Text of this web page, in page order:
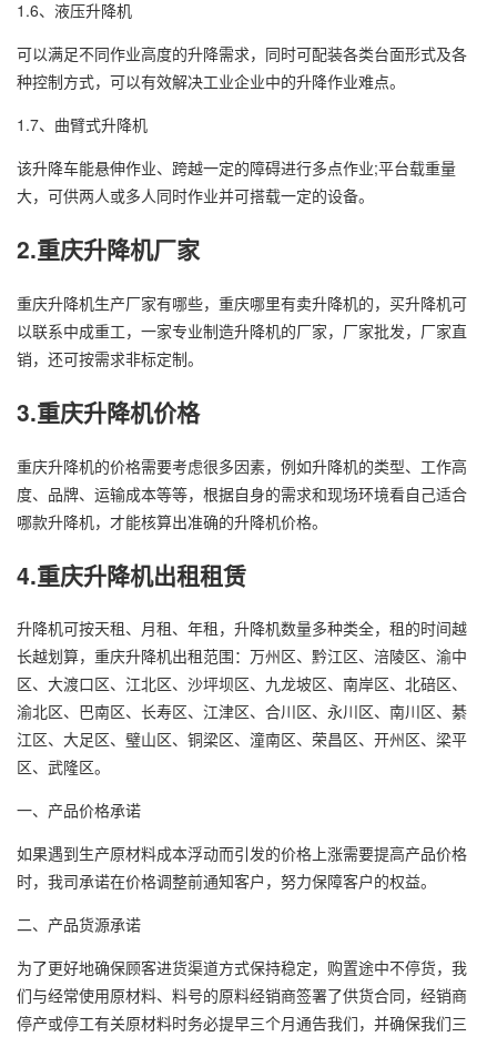
1.6、液压升降机
可以满足不同作业高度的升降需求，同时可配装各类台面形式及各
种控制方式，可以有效解决工业企业中的升降作业难点。
1.7、曲臂式升降机
该升降车能悬伸作业、跨越一定的障碍进行多点作业;平台载重量
大，可供两人或多人同时作业并可搭载一定的设备。
2.重庆升降机厂家
重庆升降机生产厂家有哪些，重庆哪里有卖升降机的，买升降机可
以联系中成重工，一家专业制造升降机的厂家，厂家批发，厂家直
销，还可按需求非标定制。
3.重庆升降机价格
重庆升降机的价格需要考虑很多因素，例如升降机的类型、工作高
度、品牌、运输成本等等，根据自身的需求和现场环境看自己适合
哪款升降机，才能核算出准确的升降机价格。
4.重庆升降机出租租赁
升降机可按天租、月租、年租，升降机数量多种类全，租的时间越
长越划算，重庆升降机出租范围：万州区、黔江区、涪陵区、渝中
区、大渡口区、江北区、沙坪坝区、九龙坡区、南岸区、北碚区、
渝北区、巴南区、长寿区、江津区、合川区、永川区、南川区、綦
江区、大足区、璧山区、铜梁区、潼南区、荣昌区、开州区、梁平
区、武隆区。
一、产品价格承诺
如果遇到生产原材料成本浮动而引发的价格上涨需要提高产品价格
时，我司承诺在价格调整前通知客户，努力保障客户的权益。
二、产品货源承诺
为了更好地确保顾客进货渠道方式保持稳定，购置途中不停货，我
们与经常使用原材料、料号的原料经销商签署了供货合同，经销商
停产或停工有关原材料时务必提早三个月通告我们，并确保我们三